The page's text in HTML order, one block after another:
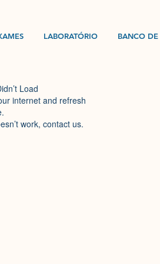
LABORATÓRIO BANCO DE
Load
internet and refresh
work, contact us.